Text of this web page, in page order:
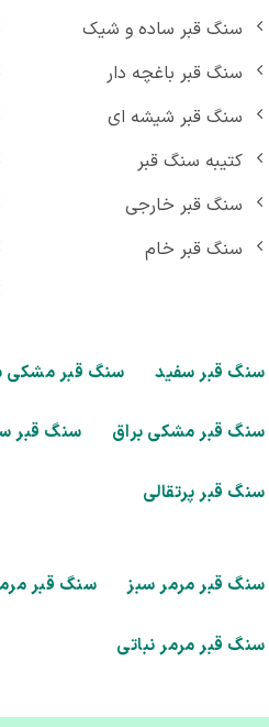
سنگ قبر ساده و شیک
سنگ قبر باغچه دار
سنگ قبر شیشه ای
کتیبه سنگ قبر
سنگ قبر خارجی
سنگ قبر خام
قبر سفید سنگ قبر مشکی
قبر مشکی براق سنگ قبر سبز
قبر پرتقالی
قبر مرمر سبز سنگ قبر
قبر مرمر نباتی